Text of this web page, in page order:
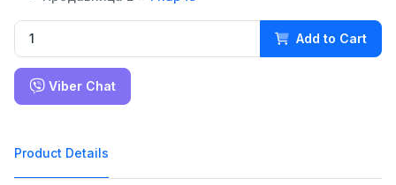
Add to Cart
Viber Chat
Product Details